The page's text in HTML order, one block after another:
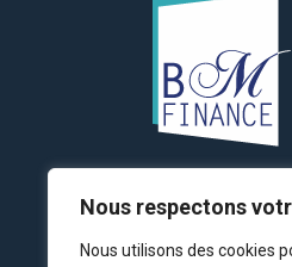
Nous respectons
Nous utilisons des cookies
BM FINANCE